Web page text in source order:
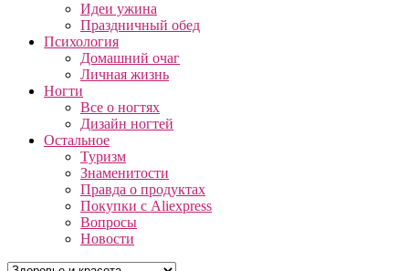
Идеи ужина
Праздничный обед
Психология
Домашний очаг
Личная жизнь
Ногти
Все о ногтях
Дизайн ногтей
Остальное
Туризм
Знаменитости
Правда о продуктах
Покупки с Aliexpress
Вопросы
Новости